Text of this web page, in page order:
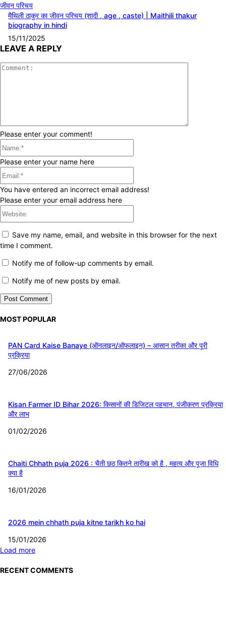
जीवन परिचय
मैथिली ठाकुर का जीवन परिचय (शादी , age , caste) | Maithili thakur
biography in hindi
15/11/2025
LEAVE A REPLY
Please enter your comment!
Please enter your name here
You have entered an incorrect email address!
Please enter your email address here
Save my name, email, and website in this browser for the next
time I comment.
Notify me of follow-up comments by email.
Notify me of new posts by email.
MOST POPULAR
PAN Card Kaise Banaye (ऑनलाइन/ऑफलाइन) – आसान तरीका और पूरी
प्रक्रिया
27/06/2026
Kisan Farmer ID Bihar 2026: किसानों की डिजिटल पहचान, पंजीकरण प्रक्रिया
और लाभ
01/02/2026
Chaiti Chhath puja 2026 : चैती छठ कितने तारीख को है , महत्व और पूजा विधि
क्या है
16/01/2026
2026 mein chhath puja kitne tarikh ko hai
15/01/2026
Load more
RECENT COMMENTS